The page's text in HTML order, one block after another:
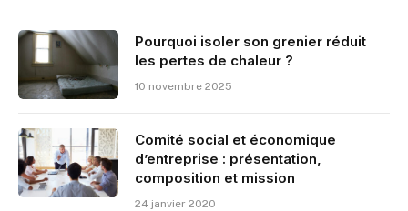
Pourquoi isoler son grenier réduit
les pertes de chaleur ?
10 novembre 2025
Comité social et économique
d’entreprise : présentation,
composition et mission
24 janvier 2020